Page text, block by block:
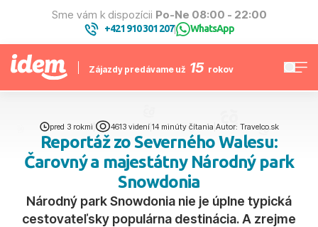
Sme vám k dispozícii Po-Ne 08:00 - 22:00
+421 910 301 207| WhatsApp
Zájazdy predávame už 15 rokov
pred 3 rokmi 4613 videní| 14 minúty čítania Autor: Travelco.sk
Reportáž zo Severného Walesu:
Čarovný a majestátny Národný park
Snowdonia
Národný park Snowdonia nie je úplne typická
cestovateľsky populárna destinácia. A zrejme